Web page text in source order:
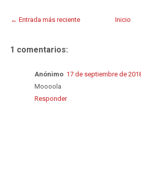
← Entrada más reciente Inicio
1 comentarios:
Anónimo 17 de septiembre de
Moooola
Responder